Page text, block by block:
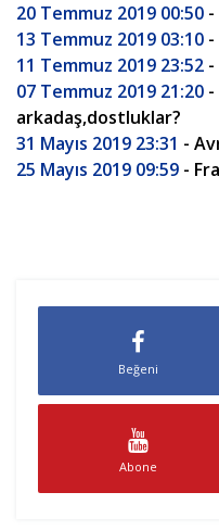
20 Temmuz 2019 00:50
13 Temmuz 2019 03:10
11 Temmuz 2019 23:52
07 Temmuz 2019 21:20
arkadaş,dostluklar?
31 Mayıs 2019 23:31 -
25 Mayıs 2019 09:59 -
Beğeni
Abone